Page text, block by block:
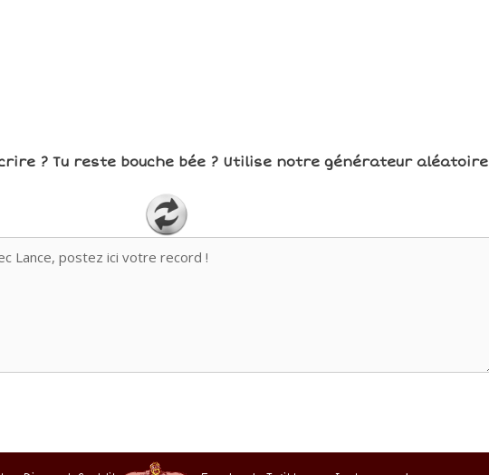
? Tu reste bouche bée ? Utilise notre générateur aléatoire